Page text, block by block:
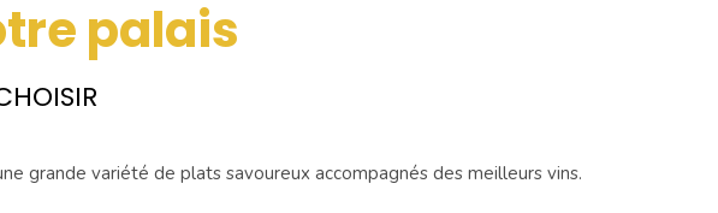
palais
grande variété de plats savoureux accompagnés des meilleurs vins.